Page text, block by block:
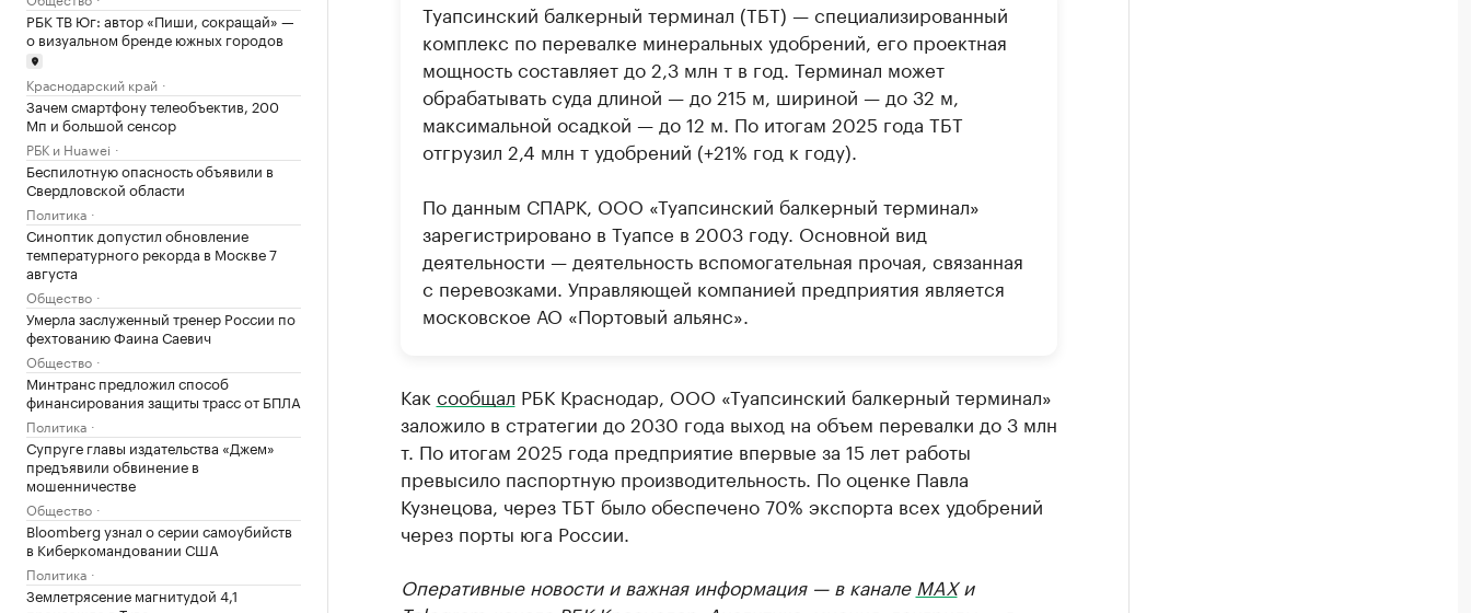
РБК ТВ Юг: автор «Пиши, сокращай» —
о визуальном бренде южных городов
Краснодарский край
Зачем смартфону телеобъектив, 200
Мп и большой сенсор
РБК и Huawei
Беспилотную опасность объявили в
Свердловской области
Политика
Синоптик допустил обновление
температурного рекорда в Москве 7
августа
Общество
Умерла заслуженный тренер России по
фехтованию Фаина Саевич
Общество
Минтранс предложил способ
финансирования защиты трасс от БПЛА
Политика
Супруге главы издательства «Джем»
предъявили обвинение в
мошенничестве
Общество
Bloomberg узнал о серии самоубийств
в Киберкомандовании США
Политика
Землетрясение магнитудой 4,1
Туапсинский балкерный терминал (ТБТ) — специализированный
комплекс по перевалке минеральных удобрений, его проектная
мощность составляет до 2,3 млн т в год. Терминал может
обрабатывать суда длиной — до 215 м, шириной — до 32 м,
максимальной осадкой — до 12 м. По итогам 2025 года ТБТ
отгрузил 2,4 млн т удобрений (+21% год к году).
По данным СПАРК, ООО «Туапсинский балкерный терминал»
зарегистрировано в Туапсе в 2003 году. Основной вид
деятельности — деятельность вспомогательная прочая, связанная
с перевозками. Управляющей компанией предприятия является
московское АО «Портовый альянс».
Как сообщал РБК Краснодар, ООО «Туапсинский балкерный терминал»
заложило в стратегии до 2030 года выход на объем перевалки до 3 млн
т. По итогам 2025 года предприятие впервые за 15 лет работы
превысило паспортную производительность. По оценке Павла
Кузнецова, через ТБТ было обеспечено 70% экспорта всех удобрений
через порты юга России.
Оперативные новости и важная информация — в канале MAXи